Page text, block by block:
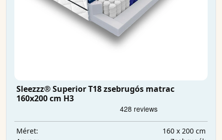
Sleezzz® Superior T18 zsebrugós matrac
160x200 cm H3
Méret:
160 x 200 cm